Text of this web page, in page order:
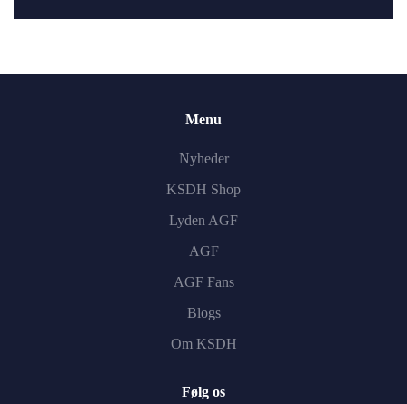
Menu
Nyheder
KSDH Shop
Lyden AGF
AGF
AGF Fans
Blogs
Om KSDH
Følg os